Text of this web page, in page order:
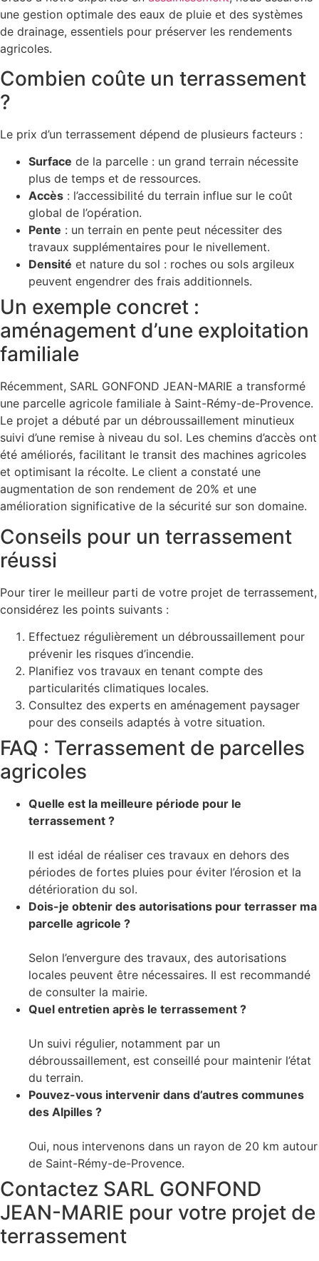
une gestion optimale des eaux de pluie et des systèmes
de drainage, essentiels pour préserver les rendements
agricoles.
Combien coûte un terrassement
?
Le prix d’un terrassement dépend de plusieurs facteurs :
Surface de la parcelle : un grand terrain nécessite
plus de temps et de ressources.
Accès : l’accessibilité du terrain influe sur le coût
global de l’opération.
Pente : un terrain en pente peut nécessiter des
travaux supplémentaires pour le nivellement.
Densité et nature du sol : roches ou sols argileux
peuvent engendrer des frais additionnels.
Un exemple concret :
aménagement d’une exploitation
familiale
Récemment, SARL GONFOND JEAN-MARIE a transformé
une parcelle agricole familiale à Saint-Rémy-de-Provence.
Le projet a débuté par un débroussaillement minutieux
suivi d’une remise à niveau du sol. Les chemins d’accès ont
été améliorés, facilitant le transit des machines agricoles
et optimisant la récolte. Le client a constaté une
augmentation de son rendement de 20% et une
amélioration significative de la sécurité sur son domaine.
Conseils pour un terrassement
réussi
Pour tirer le meilleur parti de votre projet de terrassement,
considérez les points suivants :
Effectuez régulièrement un débroussaillement pour
prévenir les risques d’incendie.
Planifiez vos travaux en tenant compte des
particularités climatiques locales.
Consultez des experts en aménagement paysager
pour des conseils adaptés à votre situation.
FAQ : Terrassement de parcelles
agricoles
Quelle est la meilleure période pour le
terrassement ?
Il est idéal de réaliser ces travaux en dehors des
périodes de fortes pluies pour éviter l’érosion et la
détérioration du sol.
Dois-je obtenir des autorisations pour terrasser ma
parcelle agricole ?
Selon l’envergure des travaux, des autorisations
locales peuvent être nécessaires. Il est recommandé
de consulter la mairie.
Quel entretien après le terrassement ?
Un suivi régulier, notamment par un
débroussaillement, est conseillé pour maintenir l’état
du terrain.
Pouvez-vous intervenir dans d’autres communes
des Alpilles ?
Oui, nous intervenons dans un rayon de 20 km autour
de Saint-Rémy-de-Provence.
Contactez SARL GONFOND
JEAN-MARIE pour votre projet de
terrassement